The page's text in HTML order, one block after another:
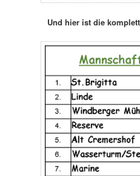
Und hier ist die